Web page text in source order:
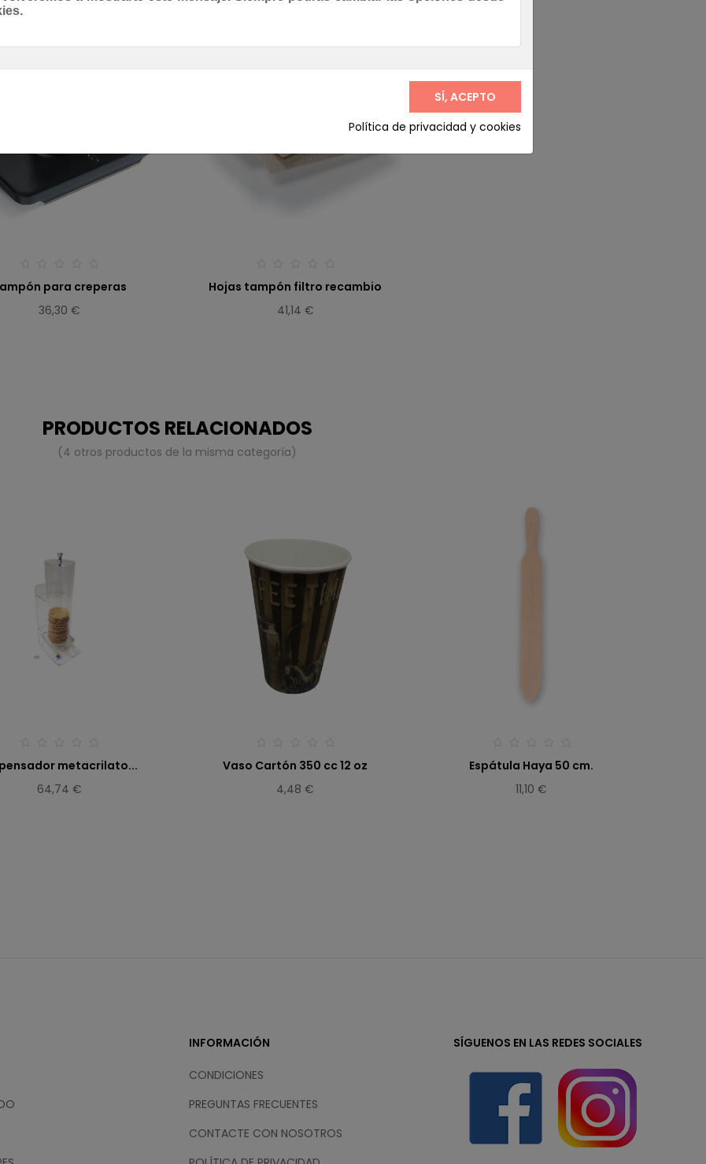
para creperas
36,30 €
Hojas tampón filtro recambio
41,14 €
PRODUCTOS RELACIONADOS
(4 otros productos de la misma categoría)
metacrilato...
64,74 €
Vaso Cartón 350 cc 12 oz
4,48 €
Espátula Haya 50 cm.
11,10 €
INFORMACIÓN
CONDICIONES
PREGUNTAS FRECUENTES
CONTACTE CON NOSOTROS
SÍGUENOS EN LAS REDES SOCIALES
Política de privacidad y cookies